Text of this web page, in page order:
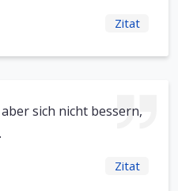
Zitat
sich nicht bessern,
Zitat